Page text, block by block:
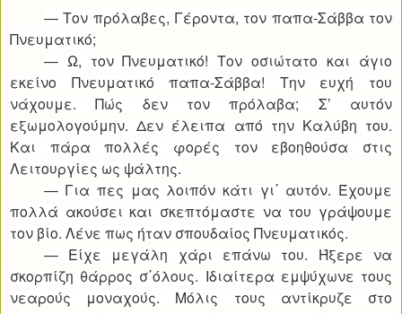
— Τον πρόλαβες, Γέροντα, τον παπα-Σάββα τον
Πνευματικό;
— Ω, τον Πνευματικό! Τον οσιώτατο και άγιο
εκείνο Πνευματικό παπα-Σάββα! Την ευχή του
νάχουμε. Πώς δεν τον πρόλαβα; Σ’ αυτόν
εξωμολογούμην. Δεν έλειπα από την Καλύβη του.
Και πάρα πολλές φορές τον εβοηθούσα στις
Λειτουργίες ως ψάλτης.
— Για πες μας λοιπόν κάτι γι΄ αυτόν. Έχουμε
πολλά ακούσει και σκεπτόμαστε να του γράψουμε
τον βίο. Λένε πως ήταν σπουδαίος Πνευματικός.
— Είχε μεγάλη χάρι επάνω του. Ήξερε να
σκορπίζη θάρρος σ΄όλους. Ιδιαίτερα εμψύχωνε τους
νεαρούς μοναχούς. Μόλις τους αντίκρυζε στο